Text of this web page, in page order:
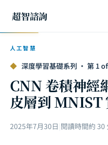
超智諮詢
人工智慧
◆ 深度學習基礎系列 · 第 1
CNN 卷積神經
皮層到 MNIST
2025年7月30日 閱讀時間約 30